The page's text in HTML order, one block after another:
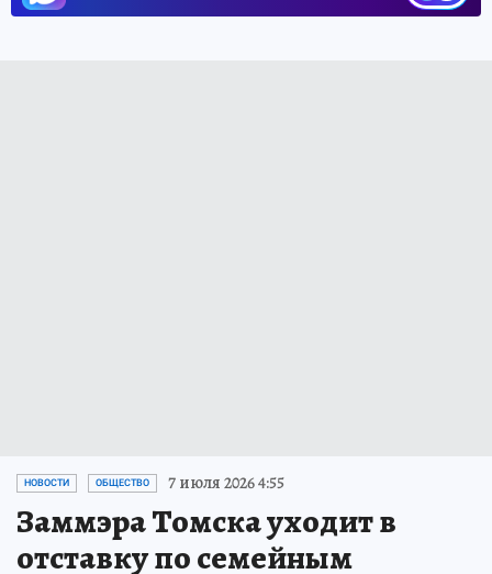
НОВОСТИ ОБЩЕСТВО 7 июля 2026 4:55
Заммэра Томска уходит в
отставку по семейным